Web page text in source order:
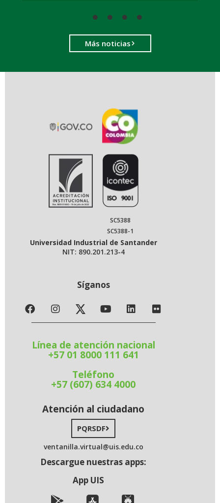
Más noticias